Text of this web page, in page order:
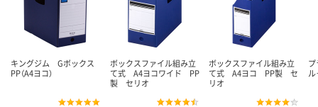
キングジム Gボックス
PP（A4ヨコ）
ボックスファイル組み立
て式 A4ヨコワイド PP
製 セリオ
ボックスファイル組み立
て式 A4ヨコ PP製 セ
リオ